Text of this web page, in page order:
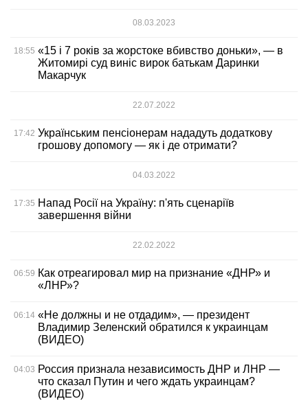
08.03.2023
18:55 «15 і 7 років за жорстоке вбивство доньки», — в
Житомирі суд виніс вирок батькам Даринки
Макарчук
22.07.2022
17:42 Українським пенсіонерам нададуть додаткову
грошову допомогу — як і де отримати?
04.03.2022
17:35 Напад Росії на Україну: п'ять сценаріїв
завершення війни
22.02.2022
06:59 Как отреагировал мир на признание «ДНР» и
«ЛНР»?
06:14 «Не должны и не отдадим», — президент
Владимир Зеленский обратился к украинцам
(ВИДЕО)
04:03 Россия признала независимость ДНР и ЛНР —
что сказал Путин и чего ждать украинцам?
(ВИДЕО)